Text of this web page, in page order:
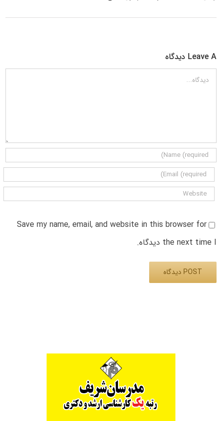
Leave A دیدگاه
دیدگاه
Save my name, email, and website in this browser for
the next time I دیدگاه.